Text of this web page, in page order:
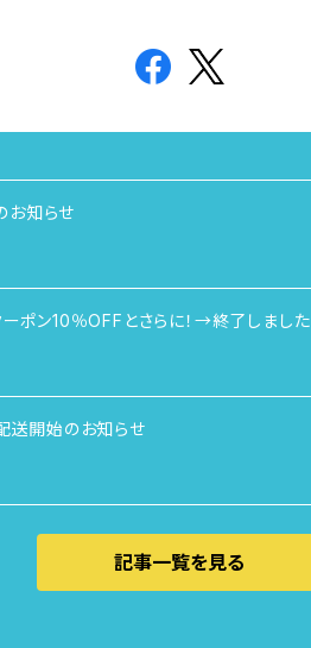
お知らせ
ーポン10％OFFとさらに！→終了しました
送開始のお知らせ
記事一覧を見る